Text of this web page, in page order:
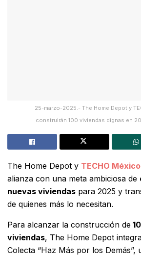
25-marzo-2025.- The Home Depot y
construirán 100 viviendas dignas en
The Home Depot y TECHO México
alianza con una meta ambiciosa de
nuevas viviendas para 2025 y
de quienes más lo necesitan.
Para alcanzar la construcción de
viviendas, The Home Depot
Colecta “Haz Más por los Demás”,